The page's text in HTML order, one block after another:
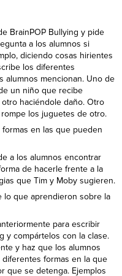
BrainPOP Bullying y pide
a los alumnos si
diciendo cosas hirientes
los diferentes
alumnos mencionan. Uno de
un niño que recibe
haciéndole daño. Otro
los juguetes de otro.
en las que pueden
a los alumnos encontrar
de hacerle frente a la
que Tim y Moby sugieren.
lo que aprendieron sobre la
para escribir
y compártelos con la clase.
y haz que los alumnos
formas en la que
que se detenga. Ejemplos